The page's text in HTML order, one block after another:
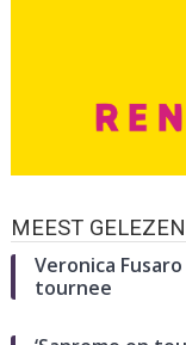
MEEST GELEZEN
Veronica
tournee